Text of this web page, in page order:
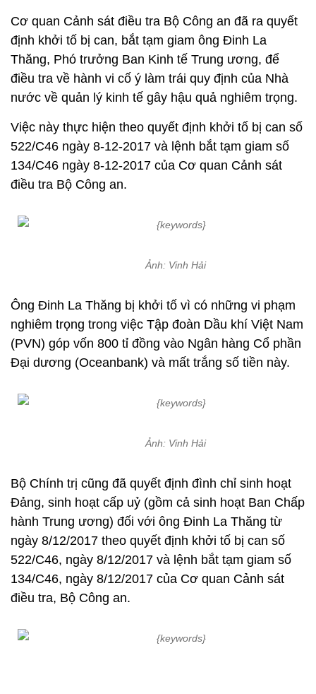
Cơ quan Cảnh sát điều tra Bộ Công an đã ra quyết
định khởi tố bị can, bắt tạm giam ông Đinh La
Thăng, Phó trưởng Ban Kinh tế Trung ương, để
điều tra về hành vi cố ý làm trái quy định của Nhà
nước về quản lý kinh tế gây hậu quả nghiêm trọng.
Việc này thực hiện theo quyết định khởi tố bị can số
522/C46 ngày 8-12-2017 và lệnh bắt tạm giam số
134/C46 ngày 8-12-2017 của Cơ quan Cảnh sát
điều tra Bộ Công an.
Ảnh: Vinh Hải
Ông Đinh La Thăng bị khởi tố vì có những vi phạm
nghiêm trọng trong việc Tập đoàn Dầu khí Việt Nam
(PVN) góp vốn 800 tỉ đồng vào Ngân hàng Cổ phần
Đại dương (Oceanbank) và mất trắng số tiền này.
Ảnh: Vinh Hải
Bộ Chính trị cũng đã quyết định đình chỉ sinh hoạt
Đảng, sinh hoạt cấp uỷ (gồm cả sinh hoạt Ban Chấp
hành Trung ương) đối với ông Đinh La Thăng từ
ngày 8/12/2017 theo quyết định khởi tố bị can số
522/C46, ngày 8/12/2017 và lệnh bắt tạm giam số
134/C46, ngày 8/12/2017 của Cơ quan Cảnh sát
điều tra, Bộ Công an.